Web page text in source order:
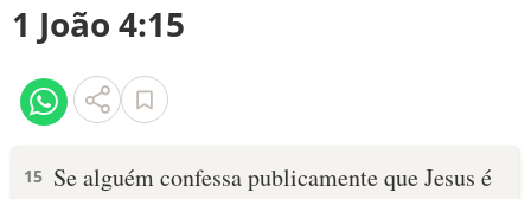
NOVO TESTAMENTO
VERSÍCULOS
1 João 4:15
15 Se alguém confessa publicamente que Jesus é